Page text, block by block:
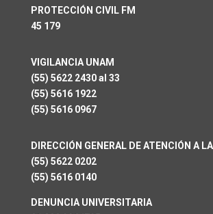
PROTECCIÓN CIVIL FM
45 179
VIGILANCIA UNAM
(55) 5622 2430 al 33
(55) 5616 1922
(55) 5616 0967
DIRECCIÓN GENERAL DE ATENCIÓN A
(55) 5622 0202
(55) 5616 0140
DENUNCIA UNIVERSITARIA